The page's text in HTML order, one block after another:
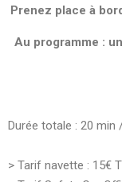
Prenez place à
Au programme :
Durée totale : 20 min
> Tarif navette : 15€